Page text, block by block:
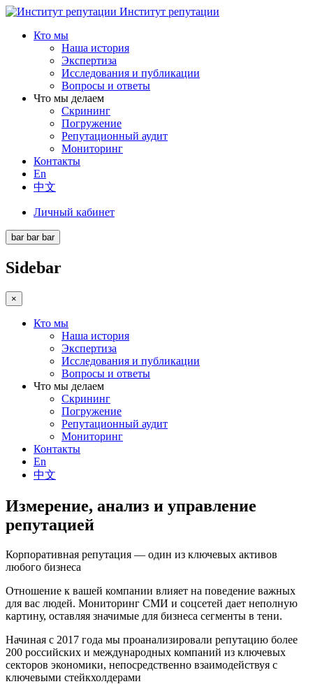
Институт репутации
Кто мы
Наша история
Экспертиза
Исследования и публикации
Вопросы и ответы
Что мы делаем
Скрининг
Погружение
Репутационный аудит
Мониторинг
Контакты
En
中文
Личный кабинет
bar bar bar
Sidebar
×
Кто мы
Наша история
Экспертиза
Исследования и публикации
Вопросы и ответы
Что мы делаем
Скрининг
Погружение
Репутационный аудит
Мониторинг
Контакты
En
中文
Измерение, анализ и управление
репутацией
Корпоративная репутация — один из ключевых активов
любого бизнеса
Отношение к вашей компании влияет на поведение важных
для вас людей. Мониторинг СМИ и соцсетей дает неполную
картину, оставляя значимые для бизнеса сегменты в тени.
Начиная с 2017 года мы проанализировали репутацию более
200 российских и международных компаний из ключевых
секторов экономики, непосредственно взаимодействуя с
ключевыми стейкхолдерами